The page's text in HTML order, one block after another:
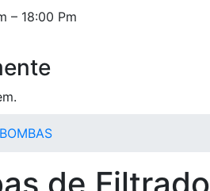
– 18:00 Pm
BOMBAS